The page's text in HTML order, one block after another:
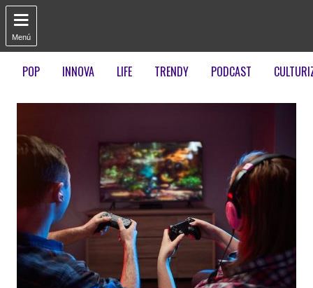

Menú
POP INNOVA LIFE TRENDY PODCAST